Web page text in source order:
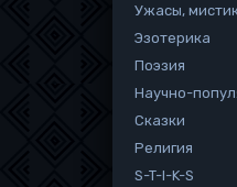
Ужасы,
Эзотерика
Поэзия
Научно-
Сказки
Религия
S-T-I-K-S